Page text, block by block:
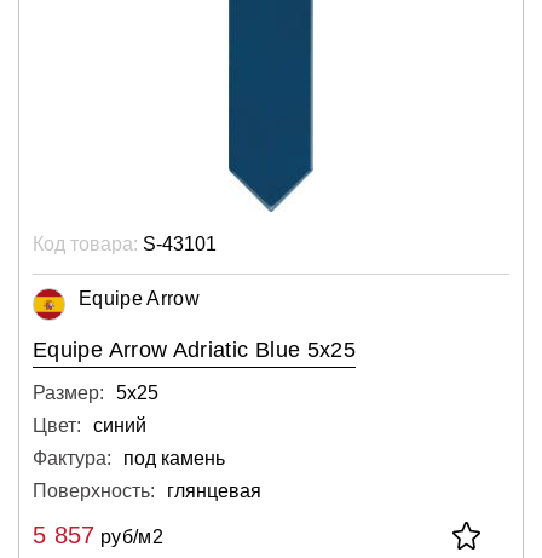
Код товара: S-43101
Equipe Arrow
Equipe Arrow Adriatic Blue 5x25
Размер:
5х25
Цвет:
синий
Фактура:
под камень
Поверхность:
глянцевая
5 857 руб/м2